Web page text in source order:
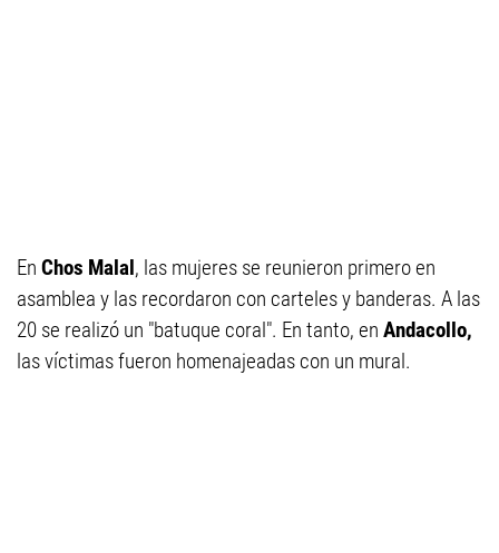
En Chos Malal, las mujeres se reunieron primero en
asamblea y las recordaron con carteles y banderas. A las
20 se realizó un "batuque coral". En tanto, en Andacollo,
las víctimas fueron homenajeadas con un mural.